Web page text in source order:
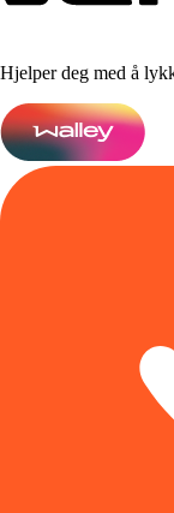
Hjelper deg med å